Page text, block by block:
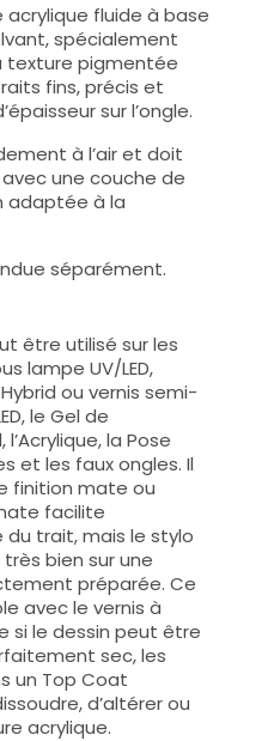
fluide à base
spécialement
texture pigmentée
fins, précis et
sur l’ongle.
à l’air et doit
une couche de
adaptée à la
séparément.
être utilisé sur les
lampe UV/LED,
ou vernis semi-
le Gel de
la Pose
et les faux ongles. Il
finition mate ou
facilite
trait, mais le stylo
bien sur une
préparée. Ce
avec le vernis à
si le dessin peut être
sec, les
un Top Coat
d’altérer ou
acrylique.